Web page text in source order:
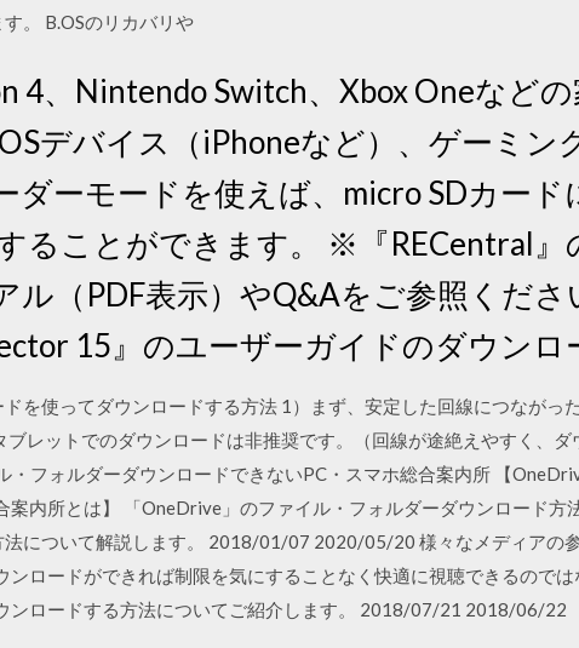
。 B.OSのリカバリや
4、Nintendo Switch、Xbox Oneなど
デバイス（iPhoneなど）、ゲーミン
ダーモードを使えば、micro SDカー
ることができます。 ※『RECentral』
ル（PDF表示）やQ&Aをご参照くだ
15』のユーザーガイドのダウンロ
を使ってダウンロードする方法 1）まず、安定した回線につながっ
ブレットでのダウンロードは非推奨です。（回線が途絶えやすく、ダ
・フォルダーダウンロードできないPC・スマホ総合案内所 【
案内所とは】 「OneDrive」のファイル・フォルダーダウンロード方
法について解説します。 2018/01/07 2020/05/20 様々なメディアの
ンロードができれば制限を気にすることなく快適に視聴できるので
ンロードする方法についてご紹介します。 2018/07/21 2018/06/22